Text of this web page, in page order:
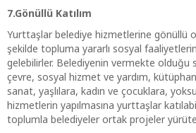
7.Gönüllü Katılım
Yurttaşlar belediye hizmetlerine gönüllü
şekilde topluma yararlı sosyal
gelebilirler. Belediyenin vermekte olduğu
çevre, sosyal hizmet ve yardım,
sanat, yaşlılara, kadın ve çocuklara,
hizmetlerin yapılmasına yurttaşlar
toplumla belediyeler ortak projeler